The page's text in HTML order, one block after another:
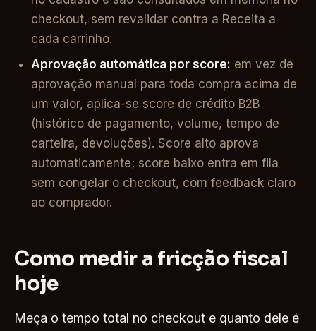
checkout, sem revalidar contra a Receita a
cada carrinho.
Aprovação automática por score: em vez de
aprovação manual para toda compra acima de
um valor, aplica-se score de crédito B2B
(histórico de pagamento, volume, tempo de
carteira, devoluções). Score alto aprova
automaticamente; score baixo entra em fila
sem congelar o checkout, com feedback claro
ao comprador.
Como medir a fricção fiscal
hoje
Meça o tempo total no checkout e quanto dele é